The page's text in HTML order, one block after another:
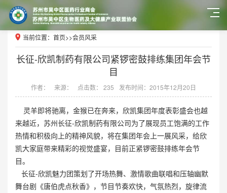
当前位置： 首页>>会员风采
长征-欣凯制药有限公司紧锣密鼓排练集团年会节
目
作者： 来源： 点击数： 235 发布时间：2015年12月20日
灵羊即将驰离，金猴已在奔来，欣凯集团年度表彰盛会也越
来越近，苏州长征-欣凯制药有限公司为了展现员工饱满的工作
热情和积极向上的精神风貌，将在集团年会上一展风采，给欣
凯大家庭带来精彩的视觉盛宴，目前正紧锣密鼓排练年会节
目。
长征-欣凯魅力团策划了开场热舞、激情歌曲联唱和压轴幽默
舞台剧《唐伯虎点秋香》，节目节奏欢快，气氛热烈，旋律流